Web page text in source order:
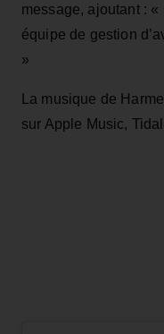
message, ajoutant : «
équipe de gestion
»
La musique de
sur Apple Music,